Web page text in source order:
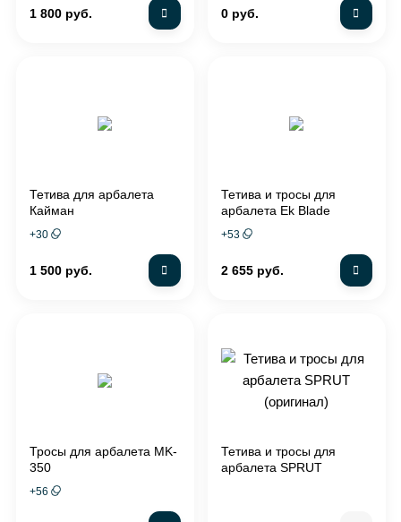
1 800 руб. 0 руб.
Тетива для арбалета
Кайман
+30
1 500 руб.
Тетива и тросы для
арбалета Ek Blade
+53
2 655 руб.
Тросы для арбалета MK-
350
+56
Тетива и тросы для
арбалета SPRUT